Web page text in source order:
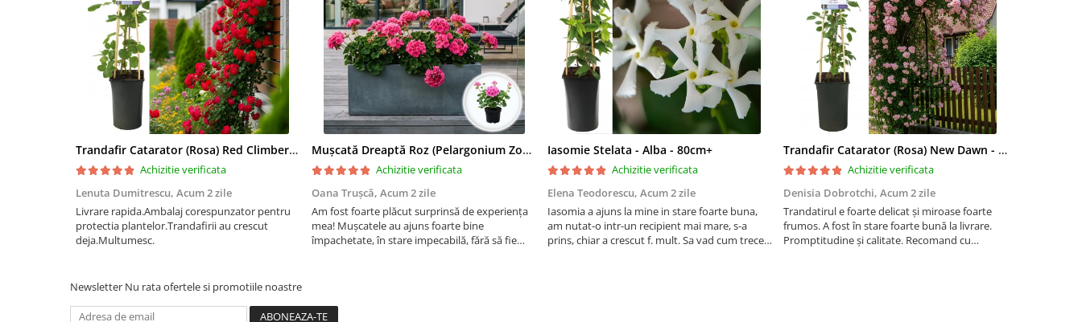
Trandafir Catarator (Rosa) Red Climber - 75cm
Achizitie verificata
Lenuta Dumitrescu, Acum 2 zile
Livrare rapida.Ambalaj corespunzator pentru
protectia plantelor.Trandafirii au crescut
deja.Multumesc.
Mușcată Dreaptă Roz (Pelargonium Zonale)
Achizitie verificata
Oana Trușcă, Acum 2 zile
Am fost foarte plăcut surprinsă de experiența
mea! Mușcatele au ajuns foarte bine
împachetate, în stare impecabilă, fără să fie
Iasomie Stelata - Alba - 80cm+
Achizitie verificata
Elena Teodorescu, Acum 2 zile
Iasomia a ajuns la mine in stare foarte buna,
am nutat-o intr-un recipient mai mare, s-a
prins, chiar a crescut f. mult. Sa vad cum trece
Trandafir Catarator (Rosa) New Dawn - 75cm
Achizitie verificata
Denisia Dobrotchi, Acum 2 zile
Trandatirul e foarte delicat și miroase foarte
frumos. A fost în stare foarte bună la livrare.
Promptitudine și calitate. Recomand cu
Newsletter Nu rata ofertele si promotiile noastre